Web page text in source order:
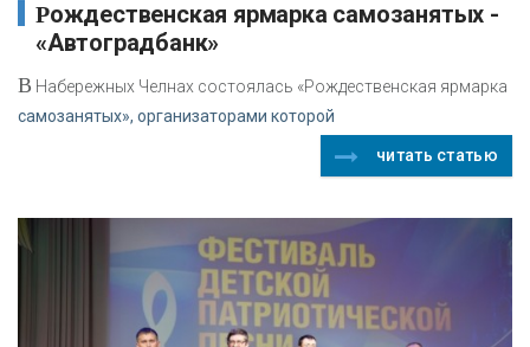
Рождественская ярмарка самозанятых -
«Автоградбанк»
В Набережных Челнах состоялась «Рождественская ярмарка
самозанятых», организаторами которой
читать статью